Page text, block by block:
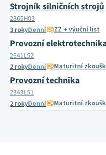
Strojník silničních strojů
2365H03
3 rokyDenní ZZ + výuční list
Provozní
2641L52
2 rokyDenní Maturitní
Provozní technika
2343L51
2 rokyDenní Maturitní